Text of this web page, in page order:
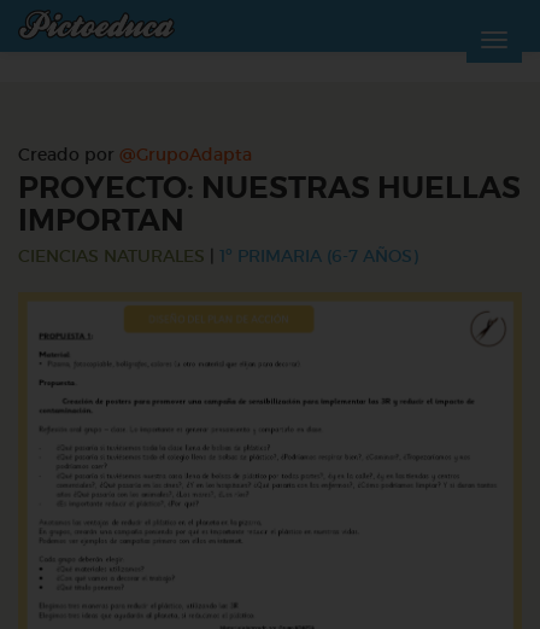
Creado por @GrupoAdapta
PROYECTO: NUESTRAS HUELLAS
IMPORTAN
CIENCIAS NATURALES 1º PRIMARIA (6-7 AÑOS)